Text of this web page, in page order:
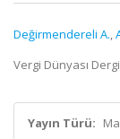
Değirmendereli A.,
Vergi Dünyası
Yayın Türü: